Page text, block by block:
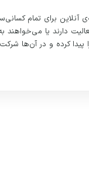
برای تمام کسانی‌ست که
یا می‌خواهند به
و در آن‌ها شرکت کنند.